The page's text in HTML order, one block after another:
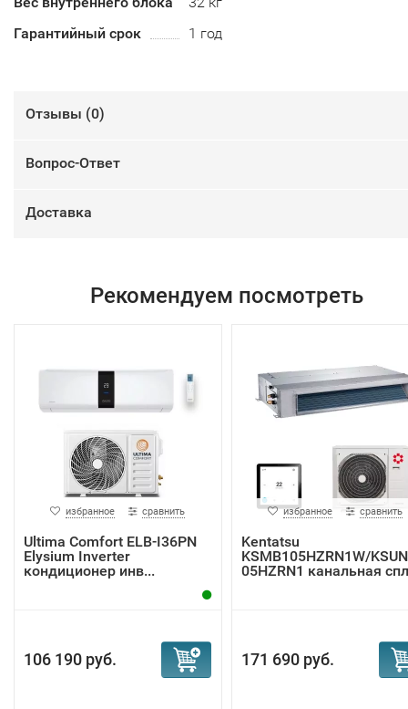
Гарантийный срок
1 год
Отзывы (0)
Вопрос-Ответ
Доставка
Рекомендуем посмотреть
избранное сравнить
Ultima Comfort ELB-I36PN
Elysium Inverter
кондиционер инв...
106 190 руб.
избранное сравнить
Kentatsu
KSMB105HZRN1W/
05HZRN1 канальная
171 690 руб.